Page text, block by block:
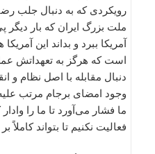
رویکردی که به دنبال جلب
ملت بزرگ ایران که بار دیگر
است که هرگز به تعهداتش
دنبال مقابله با اصل نظام و
وجود امضای برجام مرتب
ما فشار می‌آورد تا ما را
فعالیت نکنیم تا بتواند